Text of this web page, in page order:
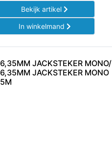
Bekijk artikel
In winkelmand
6,35MM JACKSTEKER MONO/
6,35MM JACKSTEKER MONO
5M